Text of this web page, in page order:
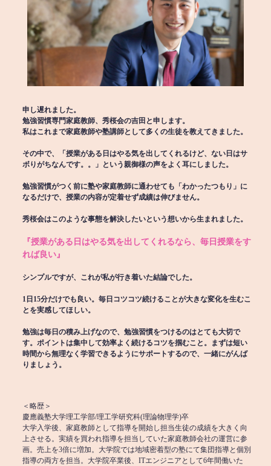
申し遅れました。
勉強習慣専門家庭教師、秀桜会の吉田と申します。
私はこれまで家庭教師や塾講師として多くの生徒を教えてきました。
その中で、「授業がある日はやる気を出してくれるけど、ない日はサ
ボりがちなんです。。」という親御様の声をよく耳にしました。
勉強習慣がつく前に塾や家庭教師に通わせても「わかったつもり」に
なるだけで、授業の内容が定着せず成績は伸びません。
秀桜会はこのような事態を解決したいという想いから生まれました。
『授業がある日はやる気を出してくれるなら、毎日授業をす
れば良い』
シンプルですが、これが私が行き着いた結論でした。
1日15分だけでも良い。毎日コツコツ続けることが大きな変化を生むこ
とを実感してほしい。
勉強は毎日の積み上げなので、勉強習慣をつけるのはとても大切で
す。ポイントは集中して効率よく続けるコツを掴むこと。まずは短い
時間から無理なく学習できるようにサポートするので、一緒にがんば
りましょう。
＜略歴＞
慶應義塾大学理工学部/理工学研究科(理論物理学)卒
大学入学後、家庭教師として指導を開始し担当生徒の成績を大きく向
上させる。実績を買われ指導を担当していた家庭教師会社の運営に参
画。売上を3倍に増加。大学院では地域密着型の塾にて集団指導と個別
指導の両方を担当。大学院卒業後、ITエンジニアとして6年間働いた